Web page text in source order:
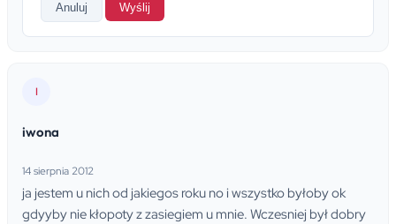
Anuluj Wyślij
I
iwona
14 sierpnia 2012
ja jestem u nich od jakiegos roku no i wszystko byłoby ok
gdyyby nie kłopoty z zasiegiem u mnie. Wczesniej był dobry